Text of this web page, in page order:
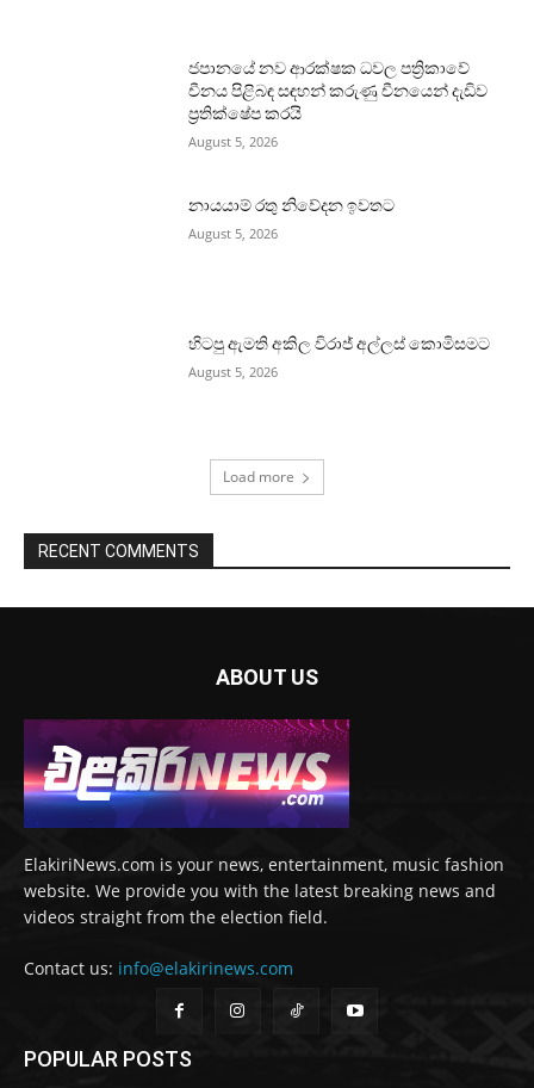
ජපානයේ නව ආරක්ෂක ධවල පත්‍රිකාවේ
චීනය පිළිබඳ සඳහන් කරුණු චීනයෙන් දැඩිව
ප්‍රතික්ෂේප කරයි
August 5, 2026
නායයාම් රතු නිවේදන ඉවතට
August 5, 2026
හිටපු ඇමති අකිල විරාජ් අල්ලස් කොමිසමට
August 5, 2026
Load more
RECENT COMMENTS
ABOUT US
ElakiriNews.com is your news, entertainment, music fashion
website. We provide you with the latest breaking news and
videos straight from the election field.
Contact us: info@elakirinews.com
POPULAR POSTS